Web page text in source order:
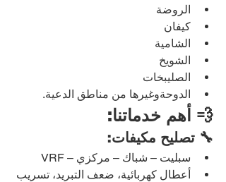
الروضة
كيفان
الشامية
الشويخ
الصليبخات
الدوحةوغيرها من مناطق الدعية.
💨 أهم خدماتنا:
🔧 تصليح مكيفات:
سبليت – شباك – مركزي – VRF
أعطال كهربائية، ضعف التبريد، تسريب